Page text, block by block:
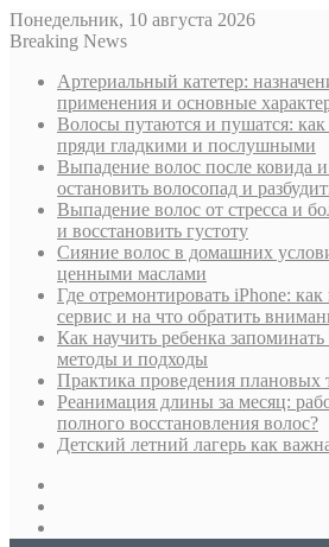
Понедельник, 10 августа 2026
Breaking News
Артериальный катетер:
применения и основные
Волосы путаются и пушатся: как
пряди гладкими и послушными
Выпадение волос после ковида
остановить волосопад и
Выпадение волос от стресса и
и восстановить густоту
Сияние волос в домашних
ценными маслами
Где отремонтировать iPhone:
сервис и на что обратить
Как научить ребенка
методы и подходы
Практика проведения плановых
Реанимация длины за месяц:
полного восстановления волос?
Детский летний лагерь как